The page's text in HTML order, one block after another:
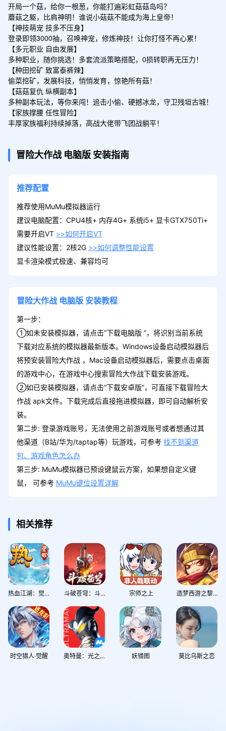
开局一个菇，给你一根葱，你能打遍彩虹菇菇岛吗？
蘑菇之躯，比肩神明！谁说小菇菇不能成为海上皇帝！
【神技萌宠 技多不压身】
登录即领3000抽，召唤神宠，修炼神技！让你打怪不再心累！
【多元职业 自由发展】
多种职业，随你挑选！多套流派策略搭配，0损转职再无压力！
【种田挖矿 致富泰裤辣】
偷菜挖矿，发展科技，悄悄发育，惊艳所有菇！
【菇菇复仇 纵横副本】
多种副本玩法，等你来闯！追击小偷、硬撼冰龙，守卫残垣古城！
【家族撑腰 任性冒险】
丰厚家族福利持续掉落，高战大佬带飞团战躺平！
冒险大作战 电脑版 安装指南
推荐配置
推荐使用MuMu模拟器运行
建议电脑配置：CPU4核+ 内存4G+ 系统i5+ 显卡GTX750Ti+
需要开启VT >>如何开启VT
建议性能设置：2核2G >>如何调整性能设置
显卡渲染模式极速、兼容均可
冒险大作战 电脑版 安装教程
第一步：
①如未安装模拟器，请点击“下载电脑版 ”，将识别当前系统
下载对应系统的模拟器最新版本。Windows设备启动模拟器后
将预安装冒险大作战 ，Mac设备启动模拟器后，需要点击桌面
的游戏中心，在游戏中心搜索冒险大作战下载安装游戏。
②如已安装模拟器，请点击“下载安卓版”，可直接下载冒险大
作战 apk文件。下载完成后直接拖进模拟器，即可自动解析安
装。
第二步: 登录游戏账号，无法使用之前游戏账号或者想通过其
他渠道（B站/华为/taptap等）玩游戏，可参考 找不到渠道
包、游戏角色怎么办
第三步: MuMu模拟器已预设键鼠云方案，如果想自定义键
鼠， 可参考 MuMu键位设置详解
相关推荐
热血江湖：觉醒 斗破苍穹：斗帝之路 宗师之上 造梦西游之黎尤浩劫篇
时空猎人·觉醒 奥特曼：光之战士 妖错图 莫比乌斯之恋